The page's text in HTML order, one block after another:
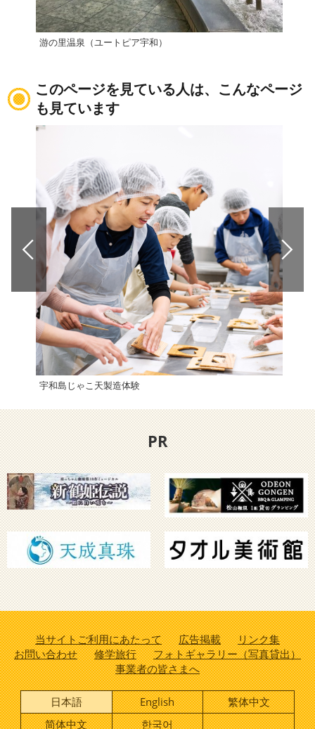
游の里温泉（ユートピア宇和）
このページを見ている人は、こんなページ
も見ています
宇和島じゃこ天製造体験
PR
当サイトご利用にあたって 広告掲載
リンク集
お問い合わせ
修学旅行
フォトギャラリー（写真貸出）
事業者の皆さまへ
日本語 English
繁体中文
简体中文
한국어